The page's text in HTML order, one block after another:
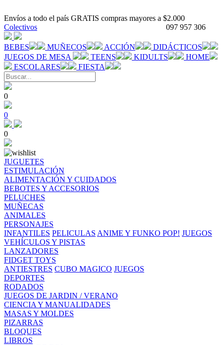
Envíos a todo el país GRATIS compras mayores a $2.000
097 957 306
Colectivos
BEBES MUÑECOS ACCIÓN
DIDÁCTICOS
JUEGOS DE MESA
TEENS KIDULTS
HOME
ESCOLARES
FIESTA
0
0
0
JUGUETES
ESTIMULACIÓN
ALIMENTACIÓN Y CUIDADOS
BEBOTES Y ACCESORIOS
PELUCHES
MUÑECAS
ANIMALES
PERSONAJES
INFANTILES PELICULAS ANIME Y FUNKO POP! JUEGOS
VEHÍCULOS Y PISTAS
LANZADORES
FIDGET TOYS
ANTIESTRES CUBO MAGICO JUEGOS
DEPORTES
RODADOS
JUEGOS DE JARDIN / VERANO
CIENCIA Y MANUALIDADES
MASAS Y MOLDES
PIZARRAS
BLOQUES
LIBROS